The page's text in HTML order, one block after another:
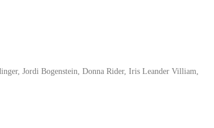
Jordi Bogenstein, Donna Rider, Iris Leander Villiam,